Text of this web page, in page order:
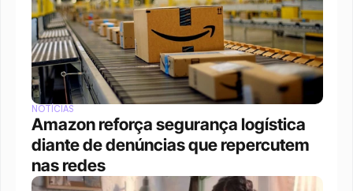
NOTÍCIAS
Amazon reforça segurança logística
diante de denúncias que repercutem
nas redes